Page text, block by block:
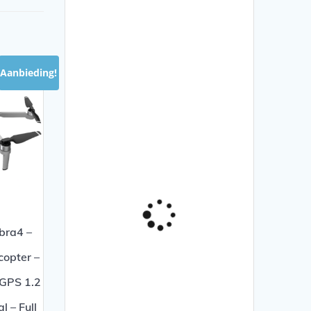
Aanbieding!
–
–
1.2
– Full